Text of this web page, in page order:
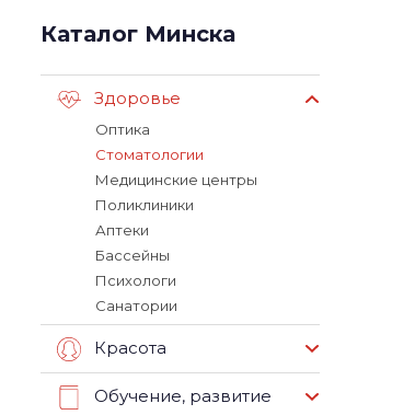
Каталог Минска
Здоровье
Оптика
Стоматологии
Медицинские центры
Поликлиники
Аптеки
Бассейны
Психологи
Санатории
Красота
Обучение, развитие